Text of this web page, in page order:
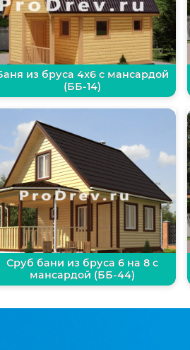
из бруса 4х6 с мансардой
(ББ-14)
Сруб бани из бруса 6 на 8 с
мансардой (ББ-44)